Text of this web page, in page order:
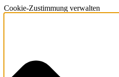
Cookie-Zustimmung verwalten